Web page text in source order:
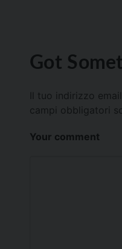
Got
Il tuo indirizzo
campi obbligatori
Your comment